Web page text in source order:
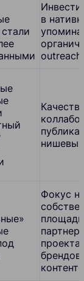
в
outreach
Фокус
контенте